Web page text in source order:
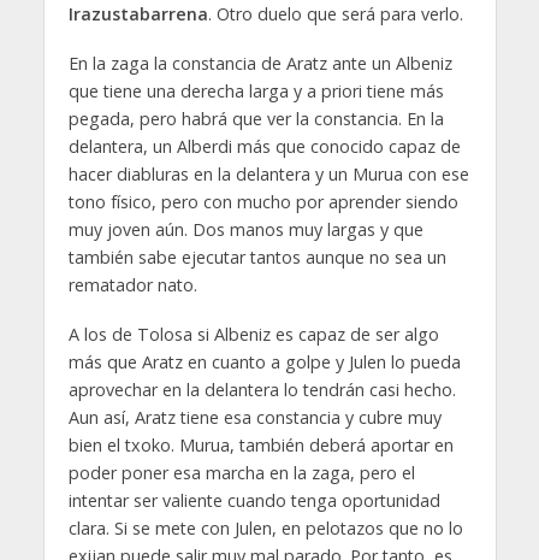
Irazustabarrena. Otro duelo que será para verlo.
En la zaga la constancia de Aratz ante un Albeniz
que tiene una derecha larga y a priori tiene más
pegada, pero habrá que ver la constancia. En la
delantera, un Alberdi más que conocido capaz de
hacer diabluras en la delantera y un Murua con ese
tono físico, pero con mucho por aprender siendo
muy joven aún. Dos manos muy largas y que
también sabe ejecutar tantos aunque no sea un
rematador nato.
A los de Tolosa si Albeniz es capaz de ser algo
más que Aratz en cuanto a golpe y Julen lo pueda
aprovechar en la delantera lo tendrán casi hecho.
Aun así, Aratz tiene esa constancia y cubre muy
bien el txoko. Murua, también deberá aportar en
poder poner esa marcha en la zaga, pero el
intentar ser valiente cuando tenga oportunidad
clara. Si se mete con Julen, en pelotazos que no lo